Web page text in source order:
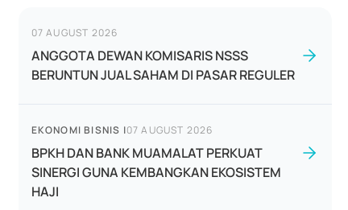
07 AUGUST 2026
ANGGOTA DEWAN KOMISARIS NSSS
BERUNTUN JUAL SAHAM DI PASAR REGULER
EKONOMI BISNIS |07 AUGUST 2026
BPKH DAN BANK MUAMALAT PERKUAT
SINERGI GUNA KEMBANGKAN EKOSISTEM
HAJI